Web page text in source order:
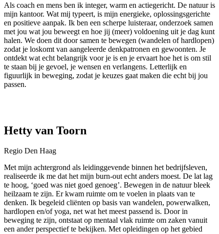
Als coach en mens ben ik integer, warm en actiegericht. De natuur is
mijn kantoor. Wat mij typeert, is mijn energieke, oplossingsgerichte
en positieve aanpak. Ik ben een scherpe luisteraar, onderzoek samen
met jou wat jou beweegt en hoe jij (meer) voldoening uit je dag kunt
halen. We doen dit door samen te bewegen (wandelen of hardlopen)
zodat je loskomt van aangeleerde denkpatronen en gewoonten. Je
ontdekt wat echt belangrijk voor je is en je ervaart hoe het is om stil
te staan bij je gevoel, je wensen en verlangens. Letterlijk en
figuurlijk in beweging, zodat je keuzes gaat maken die echt bij jou
passen.
Hetty van Toorn
Regio Den Haag
Met mijn achtergrond als leidinggevende binnen het bedrijfsleven,
realiseerde ik me dat het mijn burn-out echt anders moest. De lat lag
te hoog, ‘goed was niet goed genoeg’. Bewegen in de natuur bleek
heilzaam te zijn. Er kwam ruimte om te voelen in plaats van te
denken. Ik begeleid cliënten op basis van wandelen, powerwalken,
hardlopen en/of yoga, net wat het meest passend is. Door in
beweging te zijn, ontstaat op mentaal vlak ruimte om zaken vanuit
een ander perspectief te bekijken. Met opleidingen op het gebied